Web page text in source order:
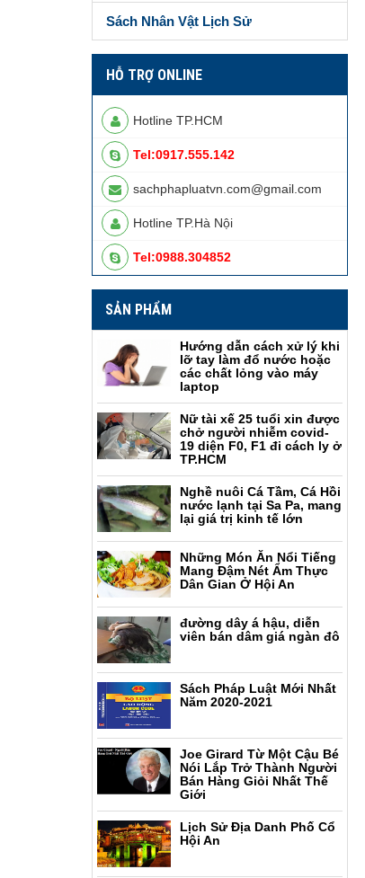
Sách Nhân Vật Lịch Sử
HỖ TRỢ ONLINE
Hotline TP.HCM
Tel:0917.555.142
sachphapluatvn.com@gmail.com
Hotline TP.Hà Nội
Tel:0988.304852
SẢN PHẨM
Hướng dẫn cách xử lý khi
lỡ tay làm đổ nước hoặc
các chất lỏng vào máy
laptop
Nữ tài xế 25 tuổi xin được
chở người nhiễm covid-
19 diện F0, F1 đi cách ly ở
TP.HCM
Nghề nuôi Cá Tầm, Cá Hồi
nước lạnh tại Sa Pa, mang
lại giá trị kinh tế lớn
Những Món Ăn Nổi Tiếng
Mang Đậm Nét Ẩm Thực
Dân Gian Ở Hội An
đường dây á hậu, diễn
viên bán dâm giá ngàn đô
Sách Pháp Luật Mới Nhất
Năm 2020-2021
Joe Girard Từ Một Cậu Bé
Nói Lắp Trở Thành Người
Bán Hàng Giỏi Nhất Thế
Giới
Lịch Sử Địa Danh Phố Cổ
Hội An